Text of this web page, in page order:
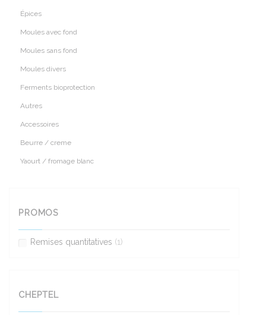
Épices
Moules avec fond
Moules sans fond
Moules divers
Ferments bioprotection
Autres
Accessoires
Beurre / creme
Yaourt / fromage blanc
PROMOS
Remises quantitatives (1)
CHEPTEL